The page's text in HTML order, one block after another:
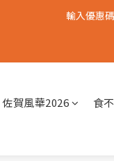
輸入優惠
佐賀風華2026 食